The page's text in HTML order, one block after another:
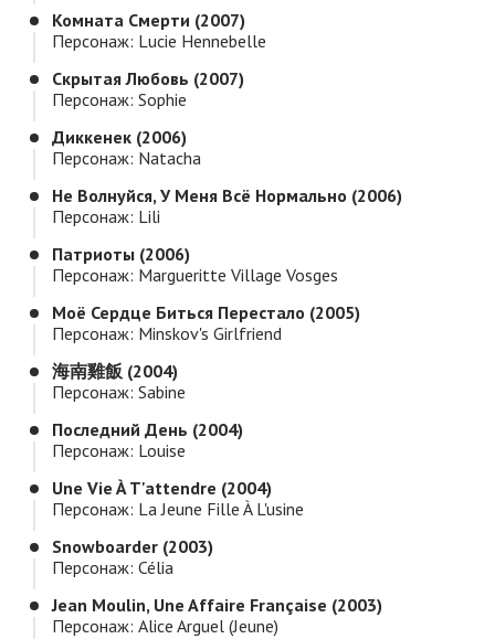
Комната Смерти (2007)
Персонаж: Lucie Hennebelle
Скрытая Любовь (2007)
Персонаж: Sophie
Диккенек (2006)
Персонаж: Natacha
Не Волнуйся, У Меня Всё Нормально (2006)
Персонаж: Lili
Патриоты (2006)
Персонаж: Margueritte Village Vosges
Моё Сердце Биться Перестало (2005)
Персонаж: Minskov's Girlfriend
海南雞飯 (2004)
Персонаж: Sabine
Последний День (2004)
Персонаж: Louise
Une Vie À T'attendre (2004)
Персонаж: La Jeune Fille À L'usine
Snowboarder (2003)
Персонаж: Célia
Jean Moulin, Une Affaire Française (2003)
Персонаж: Alice Arguel (jeune)